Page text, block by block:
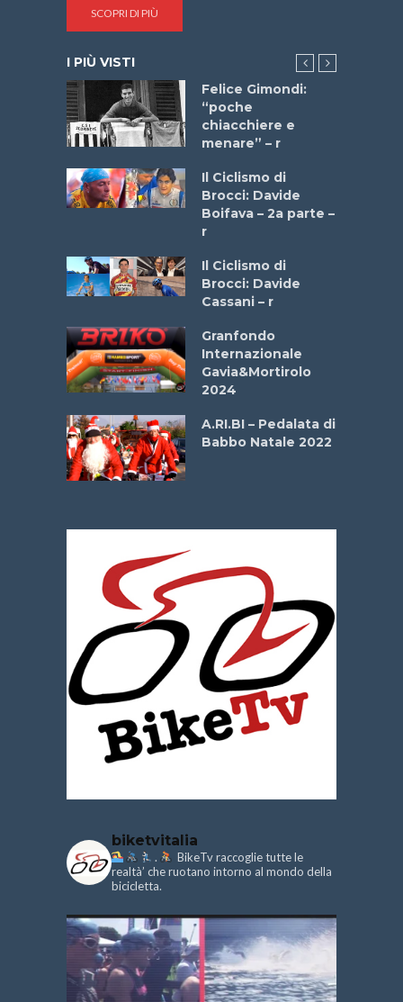
SCOPRI DI PIÙ
I PIÙ VISTI
Felice Gimondi:
“poche
chiacchiere e
menare” – r
Il Ciclismo di
Brocci: Davide
Boifava – 2a parte –
r
Il Ciclismo di
Brocci: Davide
Cassani – r
Granfondo
Internazionale
Gavia&Mortirolo
2024
A.RI.BI – Pedalata di
Babbo Natale 2022
biketvitalia
.
BikeTv raccoglie tutte le
realtà’ che ruotano intorno al mondo della
bicicletta.